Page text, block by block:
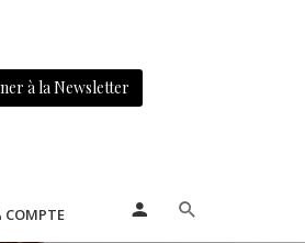
à la Newsletter
COMPTE